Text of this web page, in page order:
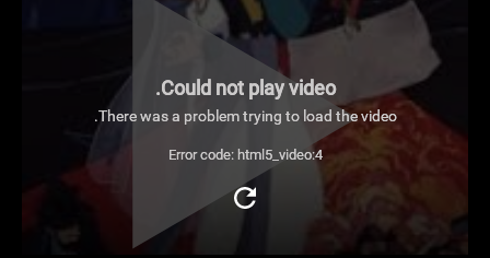
Could not play video.
There was a problem trying to load the video.
Error code: html5_video:4